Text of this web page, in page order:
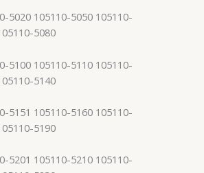
5020 105110-5050 105110-
5080
5100 105110-5110 105110-
5140
5151 105110-5160 105110-
5190
5201 105110-5210 105110-